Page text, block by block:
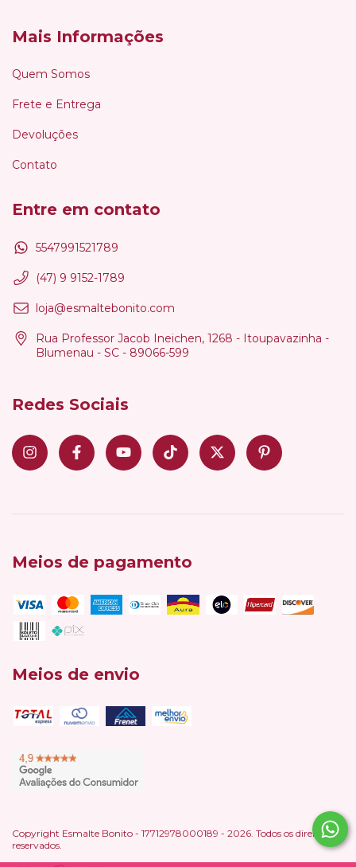
Mais Informações
Quem Somos
Frete e Entrega
Devoluções
Contato
Entre em contato
5547991521789
(47) 9 9152-1789
loja@esmaltebonito.com
Rua Professor Jacob Ineichen, 1268 - Itoupavazinha -
Blumenau - SC - 89066-599
Redes Sociais
Meios de pagamento
Meios de envio
Copyright Esmalte Bonito - 17712978000189 - 2026. Todos os direitos
reservados.